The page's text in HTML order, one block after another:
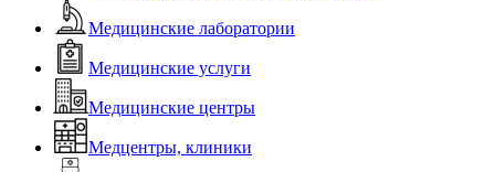
Медицинские лаборатории
Медицинские услуги
Медицинские центры
Медцентры, клиники